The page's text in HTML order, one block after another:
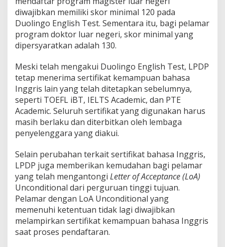
i
P
e
l
m
r
K
n
P
u
y
a
L
e
b
i
h
B
a
n
diwajibkan memiliki skor minimal 120 pada
Duolingo English Test. Sementara itu, bagi pelamar
program doktor luar negeri, skor minimal yang
dipersyaratkan adalah 130.
Meski telah mengakui Duolingo English Test, LPDP
tetap menerima sertifikat kemampuan bahasa
Inggris lain yang telah ditetapkan sebelumnya,
seperti TOEFL iBT, IELTS Academic, dan PTE
Academic. Seluruh sertifikat yang digunakan harus
masih berlaku dan diterbitkan oleh lembaga
penyelenggara yang diakui.
Selain perubahan terkait sertifikat bahasa Inggris,
LPDP juga memberikan kemudahan bagi pelamar
yang telah mengantongi Letter of Acceptance (LoA)
Unconditional dari perguruan tinggi tujuan.
Pelamar dengan LoA Unconditional yang
memenuhi ketentuan tidak lagi diwajibkan
melampirkan sertifikat kemampuan bahasa Inggris
saat proses pendaftaran.